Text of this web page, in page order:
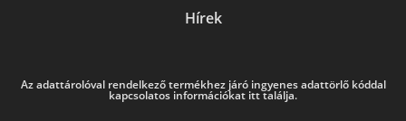
Hírek
Az adattárolóval rendelkező termékhez járó ingyenes adattörlő kóddal
kapcsolatos információkat itt találja.